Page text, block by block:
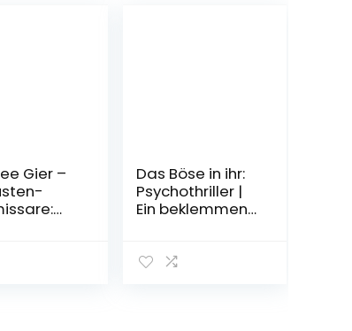
Gier –
Das Böse in ihr:
Psychothriller |
Ein beklemmend
zum Schluss